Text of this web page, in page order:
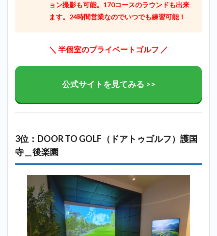
ョン撮影も可能。170コースのラウンドも出来
ます。24時間営業なのでいつでも練習可能！
＼ 半個室のプライベートゴルフ ／
公式サイトを見てみる >>
3位：DOOR TO GOLF（ドアトゥゴルフ）護国
寺＿後楽園